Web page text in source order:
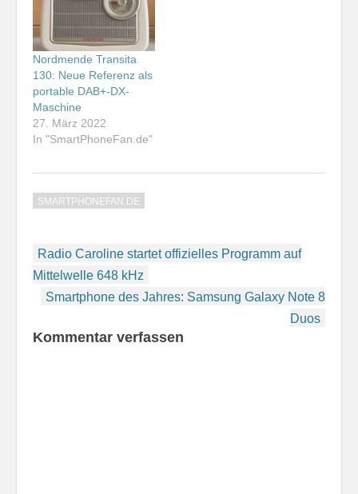
Nordmende Transita
130: Neue Referenz als
portable DAB+-DX-
Maschine
27. März 2022
In "SmartPhoneFan.de"
SMARTPHONEFAN.DE
Beitragsnavigation
Radio Caroline startet offizielles Programm auf
Mittelwelle 648 kHz
Smartphone des Jahres: Samsung Galaxy Note 8
Duos
Kommentar verfassen